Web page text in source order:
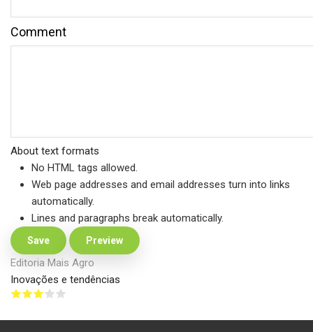
Comment
About text formats
No HTML tags allowed.
Web page addresses and email addresses turn into links
automatically.
Lines and paragraphs break automatically.
Editoria Mais Agro
Inovações e tendências